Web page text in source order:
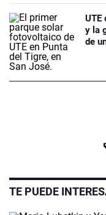
UTE
y la
de
TE PUEDE